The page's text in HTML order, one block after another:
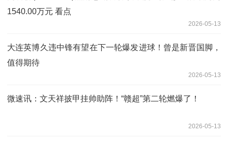
1540.00万元 看点
2026-05-13
大连英博久违中锋有望在下一轮爆发进球！曾是新晋国脚，
值得期待
2026-05-13
微速讯：文天祥披甲挂帅助阵！“赣超”第二轮燃爆了！
2026-05-13